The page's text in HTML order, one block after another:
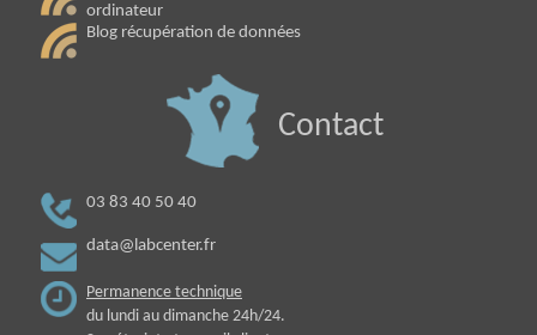
ordinateur
Blog récupération de données
Contact
03 83 40 50 40
data@labcenter.fr
Permanence technique
du lundi au dimanche 24h/24.